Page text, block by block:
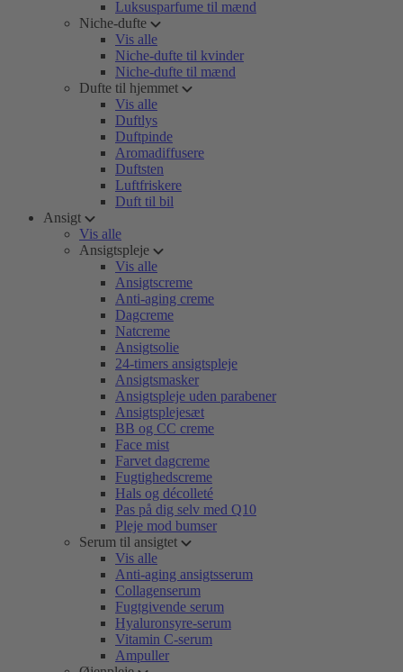
Luksusparfume til mænd
Niche-dufte
Vis alle
Niche-dufte til kvinder
Niche-dufte til mænd
Dufte til hjemmet
Vis alle
Duftlys
Duftpinde
Aromadiffusere
Duftsten
Luftfriskere
Duft til bil
Ansigt
Vis alle
Ansigtspleje
Vis alle
Ansigtscreme
Anti-aging creme
Dagcreme
Natcreme
Ansigtsolie
24-timers ansigtspleje
Ansigtsmasker
Ansigtspleje uden parabener
Ansigtsplejesæt
BB og CC creme
Face mist
Farvet dagcreme
Fugtighedscreme
Hals og décolleté
Pas på dig selv med Q10
Pleje mod bumser
Serum til ansigtet
Vis alle
Anti-aging ansigtsserum
Collagenserum
Fugtgivende serum
Hyaluronsyre-serum
Vitamin C-serum
Ampuller